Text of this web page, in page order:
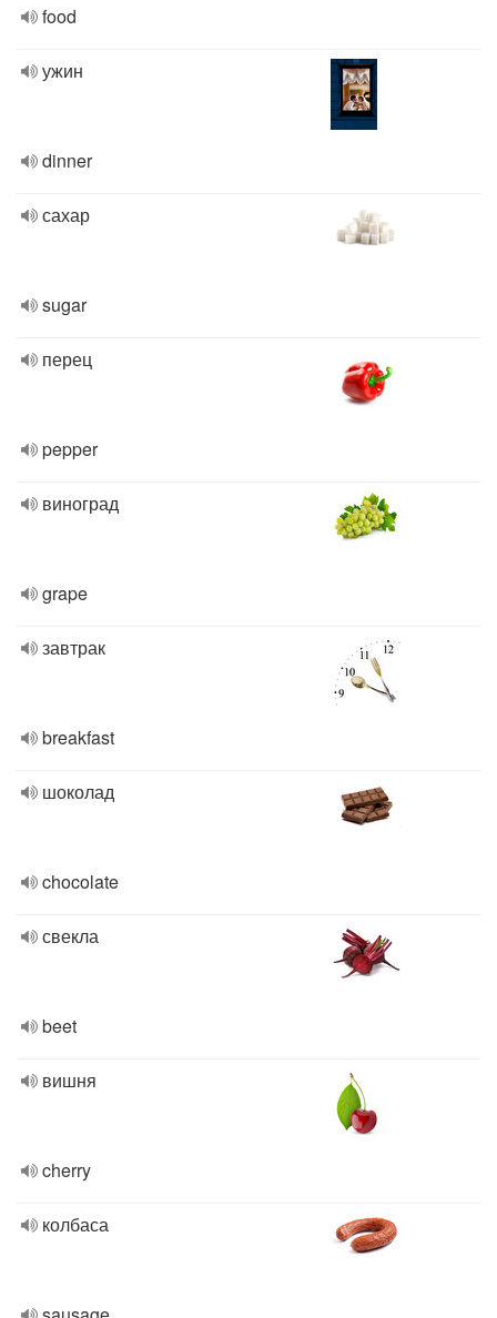
food
ужин
dinner
сахар
sugar
перец
pepper
виноград
grape
завтрак
breakfast
шоколад
chocolate
свекла
beet
вишня
cherry
колбаса